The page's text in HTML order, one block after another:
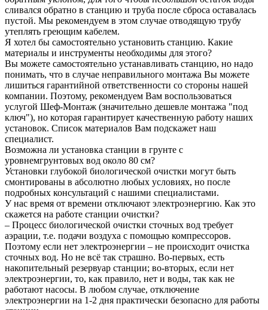
сливался обратно в станцию и труба после сброса оставалась
пустой. Мы рекомендуем в этом случае отводящую трубу
утеплять греющим кабелем.
Я хотел бы самостоятельно установить станцию. Какие
материалы и инструменты необходимы для этого?
Вы можете самостоятельно устанавливать станцию, но надо
понимать, что в случае неправильного монтажа Вы можете
лишиться гарантийной ответственности со стороны нашей
компании. Поэтому, рекомендуем Вам воспользоваться
услугой Шеф-Монтаж (значительно дешевле монтажа "под
ключ"), но которая гарантирует качественную работу наших
установок. Список материалов Вам подскажет наш
специалист.
Возможна ли установка станции в грунте с
уровнемгрунтовых вод около 80 см?
Установки глубокой биологической очистки могут быть
смонтированы в абсолютно любых условиях, но после
подробных консультаций с нашими специалистами.
У нас время от времени отключают электроэнергию. Как это
скажется на работе станции очистки?
– Процесс биологической очистки сточных вод требует
аэрации, т.е. подачи воздуха с помощью компрессоров.
Поэтому если нет электроэнергии – не происходит очистка
сточных вод. Но не всё так страшно. Во-первых, есть
накопительный резервуар станции; во-вторых, если нет
электроэнергии, то, как правило, нет и воды, так как не
работают насосы. В любом случае, отключение
электроэнергии на 1-2 дня практически безопасно для работы